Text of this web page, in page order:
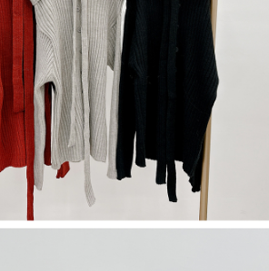
kontrak yang terjalin melalui persetujuan
peniaga akan memberikan maklumat peribadi
telefon, atau alamat) kepada Syarikat bagi
dan penggunaan data yang
ansuran, termasuk pengesahan,
pembetulan.
penuh, sila rujuk pautan berikut:
" target="_blank" class="link revert-
Pembayaran Ansuran Gogo】
oleh Taiwan Mobile, pengguna telefon
menggunakan tanpa perlu memohon lagi.
peribadi yang dikumpul (termasuk nama
penerima, no. telefon, alamat penerima) untuk
Sila rujuk kepada "Penyata Pengumpulan
Penggunaan"
) untuk maklumat lanjut.
pengguna kali pertama yang lulus
NT$10,000. Jika pengguna tidak membuat
tersebut, yuran pembayaran lewat sebanyak
Pengguna bawah umur dikehendaki
daripada ibu bapa atau penjaga yang sah
Inc. dics_tw@netprotections.co.jpjika anda